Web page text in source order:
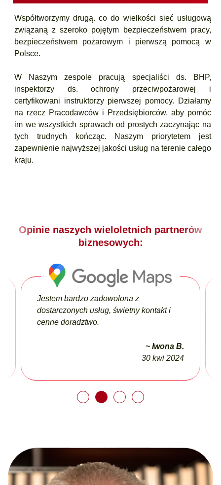
Współtworzymy drugą. co do wielkości sieć usługową
związaną z szeroko pojętym bezpieczeństwem pracy,
bezpieczeństwem pożarowym i pierwszą pomocą w
Polsce.
W Naszym zespole pracują specjaliści ds. BHP,
inspektorzy ds. ochrony przeciwpożarowej i
certyfikowani instruktorzy pierwszej pomocy. Działamy
na rzecz Pracodawców i Przedsiębiorców, aby pomóc
im we wszystkich sprawach od prostych zaczynając na
tych trudnych kończąc. Naszym priorytetem jest
zapewnienie najwyższej jakości usług na terenie całego
kraju.
Opinie naszych wieloletnich partnerów
biznesowych:
Jestem bardzo zadowolona z
dostarczonych usług, świetny kontakt i
cenne doradztwo.
~ Iwona B.
30 kwi 2024